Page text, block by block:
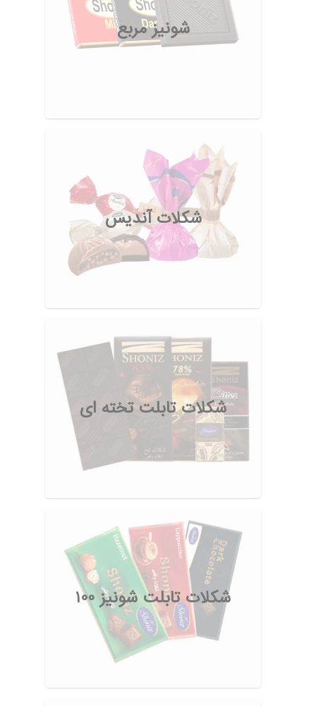
شونیز مربع
شکلات آندیس
شکلات تابلت تخته ای
شکلات تابلت شونیز 100